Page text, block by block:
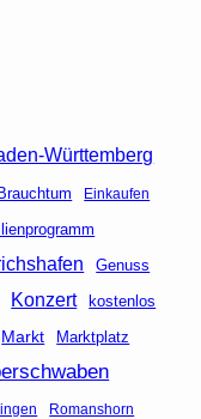
Württemberg
Brauchtum Einkaufen
Genuss
Konzert kostenlos
Markt Marktplatz
Romanshorn